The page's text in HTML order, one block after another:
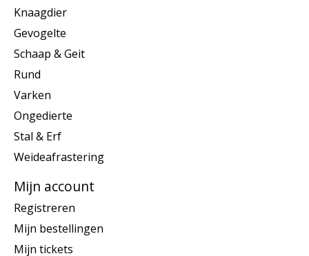
Knaagdier
Gevogelte
Schaap & Geit
Rund
Varken
Ongedierte
Stal & Erf
Weideafrastering
Mijn account
Registreren
Mijn bestellingen
Mijn tickets